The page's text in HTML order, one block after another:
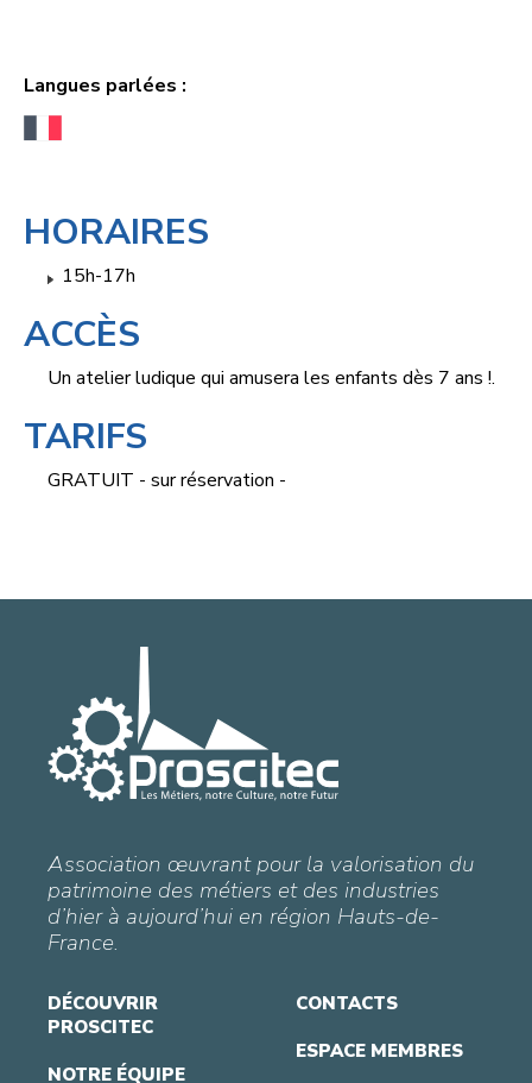
Langues parlées :
HORAIRES
15h-17h
ACCÈS
Un atelier ludique qui amusera les enfants dès 7 ans !.
TARIFS
GRATUIT - sur réservation -
Association œuvrant pour la valorisation du
patrimoine des métiers et des industries
d’hier à aujourd’hui en région Hauts-de-
France.
DÉCOUVRIR
PROSCITEC
NOTRE ÉQUIPE
CONTACTS
ESPACE MEMBRES